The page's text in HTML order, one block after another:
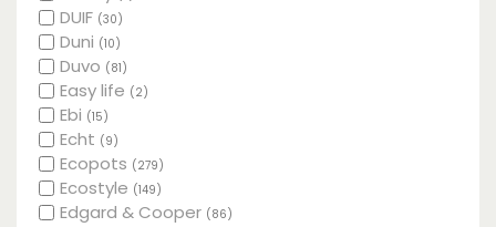
DUIF (30)
Duni (10)
Duvo (81)
Easy life (2)
Ebi (15)
Echt (9)
Ecopots (279)
Ecostyle (149)
Edgard & Cooper (86)